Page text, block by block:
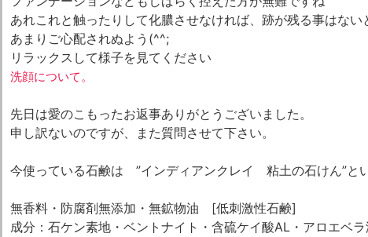
あれこれと触ったりして化膿させなければ、跡が残る事はない
あまりご心配されぬよう(^^;
リラックスして様子を見てください
洗顔について。
先日は愛のこもったお返事ありがとうございました。
申し訳ないのですが、また質問させて下さい。
今使っている石鹸は ”インディアンクレイ 粘土の石けん”とい
無香料・防腐剤無添加・無鉱物油 [低刺激性石鹸]
成分：石ケン素地・ベントナイト・含硫ケイ酸AL・アロエベ